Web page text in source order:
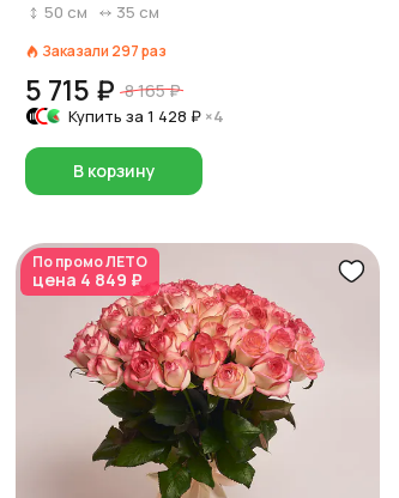
50 см 35 см
Заказали 297раз
5 715 ₽ 8 165 ₽
Купить за 1 428 ₽ ×4
В корзину
По промоЛЕТО
цена 4 849 ₽